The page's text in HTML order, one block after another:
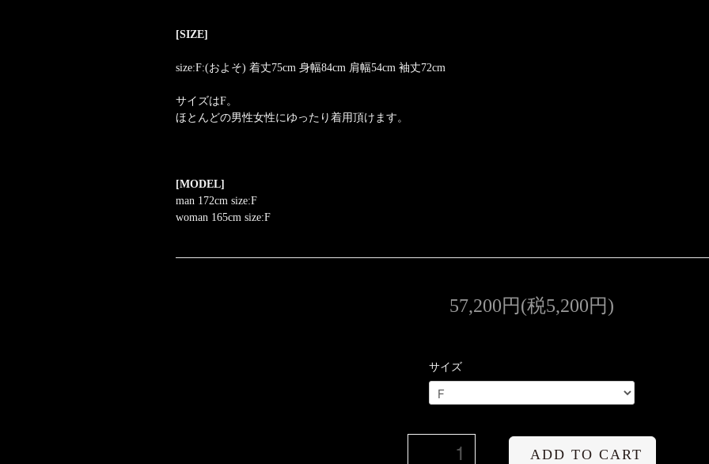
[SIZE]
size:F:(およそ) 着丈75cm 身幅84cm 肩幅54cm 袖丈72cm
サイズはF。
ほとんどの男性女性にゆったり着用頂けます。
[MODEL]
man 172cm size:F
woman 165cm size:F
57,200円(税5,200円)
サイズ
ADD TO CART